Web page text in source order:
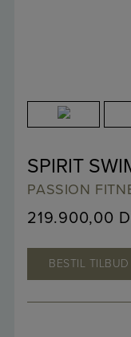
SPIRIT
PASSION
219.900,00
BESTIL TILBUD